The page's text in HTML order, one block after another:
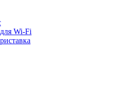
Wi-Fi